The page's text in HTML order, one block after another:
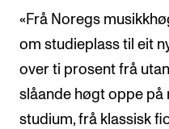
«Frå Noregs
om studieplass til eit
over ti prosent frå
slåande høgt oppe på
studium, frå klassisk